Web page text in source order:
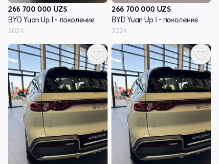
266 700 000 UZS
BYD Yuan Up I - поколение
2024
266 700 000 UZS
BYD Yuan Up I - поколение
2024